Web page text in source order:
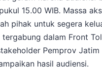
15.00 WIB. Massa
pihak untuk segera
tergabung dalam Front
Pemprov
hasil audiensi.